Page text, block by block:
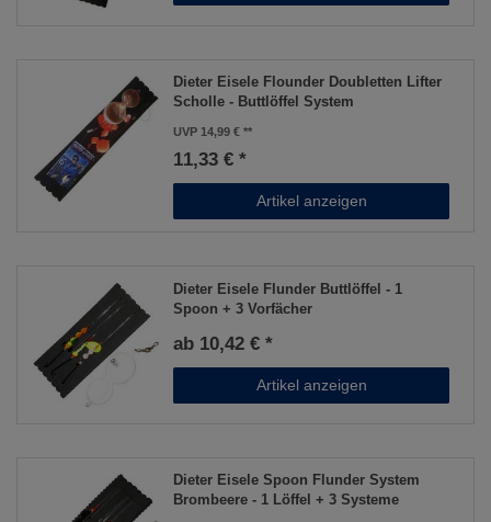
Dieter Eisele Flounder Doubletten Lifter
Scholle - Buttlöffel System
UVP 14,99 €
11,33 € *
Artikel anzeigen
Dieter Eisele Flunder Buttlöffel - 1
Spoon + 3 Vorfächer
ab 10,42 € *
Artikel anzeigen
Dieter Eisele Spoon Flunder System
Brombeere - 1 Löffel + 3 Systeme